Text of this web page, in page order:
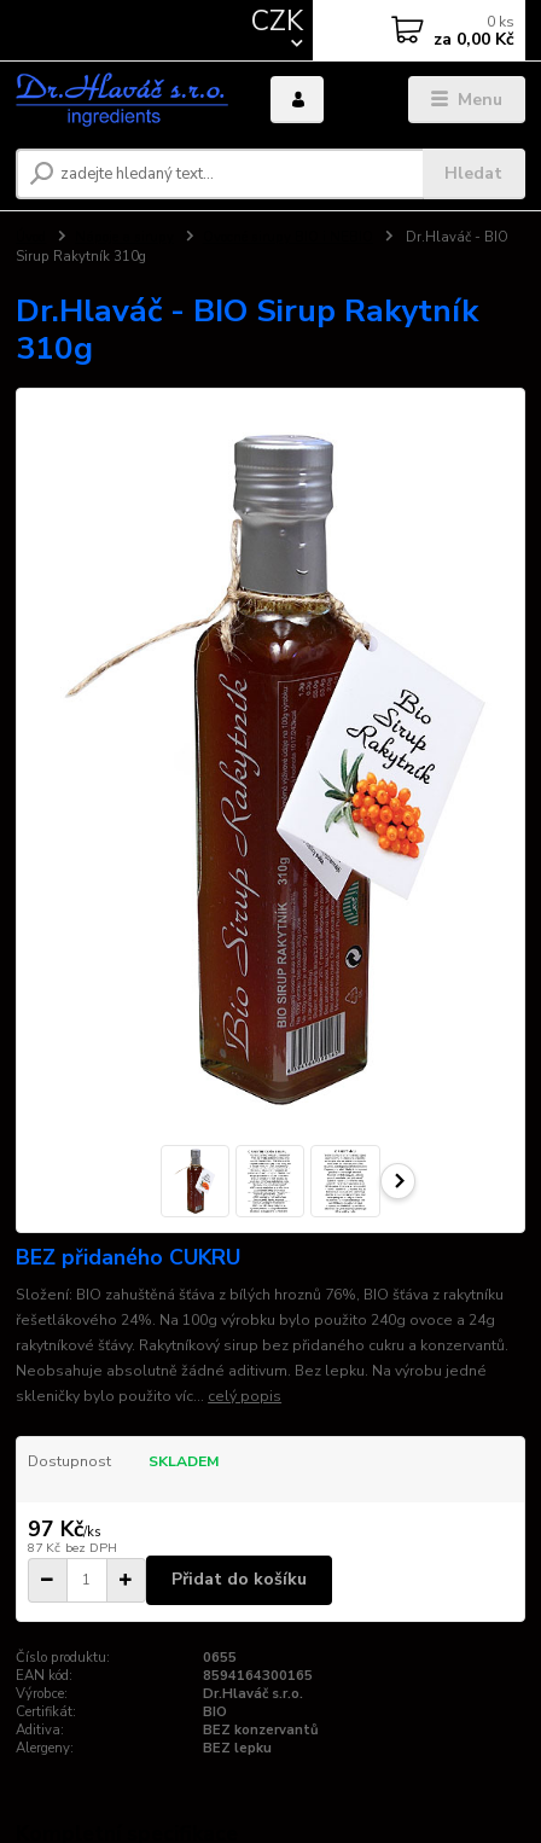
Menu
CZK
Hledat
0 ks
za 0,00 Kč
Dr.Hlaváč - BIO
Sirup Rakytník 310g
Dr.Hlaváč - BIO Sirup Rakytník
310g
BEZ přidaného CUKRU
Složení: BIO zahuštěná šťáva z bílých hroznů 76%, BIO šťáva z rakytníku
řešetlákového 24%. Na 100g výrobku bylo použito 240g ovoce a 24g
rakytníkové šťávy. Rakytníkový sirup bez přidaného cukru a konzervantů.
Neobsahuje absolutně žádné aditivum. Bez lepku. Na výrobu jedné
skleničky bylo použito víc... celý popis
Dostupnost SKLADEM
97 Kč/ks
87 Kč bez DPH
Přidat do košíku
Číslo produktu:
0655
EAN kód:
8594164300165
Výrobce:
Dr.Hlaváč s.r.o.
Certifikát:
BIO
Aditiva:
BEZ konzervantů
Alergeny:
BEZ lepku